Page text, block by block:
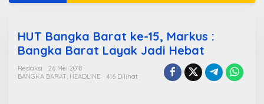
HUT Bangka Barat ke-15, Markus :
Bangka Barat Layak Jadi Hebat
Redaksi
26 Mei 2018
BANGKA BARAT, HEADLINE 416 Dilihat